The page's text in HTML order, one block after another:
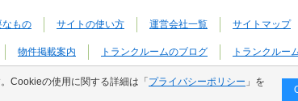
なもの サイトの使い方 運営会社一覧 サイトマップ
物件掲載案内 トランクルームのブログ トランクルー
Cookieの使用に関する詳細は「 プライバシーポリシー 」を